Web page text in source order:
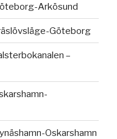
Arkösund
Göteborg
–
Oskarshamn